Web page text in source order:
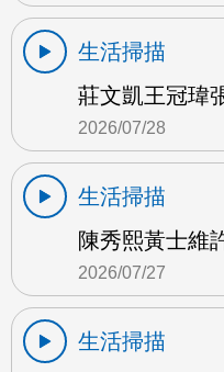
生活掃描
莊文凱王冠瑋
2026/07/28
生活掃描
陳秀熙黃士維
2026/07/27
生活掃描